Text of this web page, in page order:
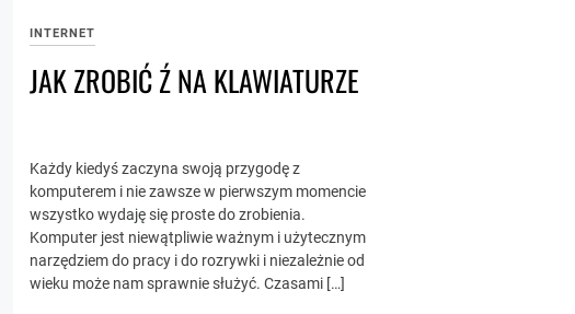
INTERNET
JAK ZROBIĆ Ź NA KLAWIATURZE
Każdy kiedyś zaczyna swoją przygodę z
komputerem i nie zawsze w pierwszym momencie
wszystko wydaję się proste do zrobienia.
Komputer jest niewątpliwie ważnym i użytecznym
narzędziem do pracy i do rozrywki i niezależnie od
wieku może nam sprawnie służyć. Czasami […]